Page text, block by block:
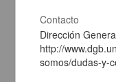
Validacion del proceso
de produccion de polvo
Roussell Martinez, Hugo
Biología y Química
Contacto
Dirección
http://
somos/dudas-y-